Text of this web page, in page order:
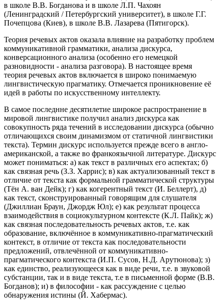
в школе В.В. Богданова и в школе Л.П. Чахоян
(Ленинградский / Петербургский университет), в школе Г.Г.
Почепцова (Киев), в школе В.В. Лазарева (Пятигорск).
Теория речевых актов оказала влияние на разработку проблем
коммуникативной грамматики, анализа дискурса,
конверсационного анализа (особенно его немецкой
разновидности - анализа разговора). В настоящее время
теория речевых актов включается в широко понимаемую
лингвистическую прагматику. Отмечается проникновение её
идей в работы по искусственному интеллекту.
В самое последнне десятилетие широкое распространение в
мировой лингвистике получил анализ дискурса как
совокупность ряда течений в исследовании дискурса (обычно
отличающихся своим динамизмом от статичной лингвистики
текста). Термин дискурс используется прежде всего в англо-
американской, а также во франкоязычной литературе. Дискурс
может пониматься: а) как текст в различных его аспектах; б)
как связная речь (З.З. Харрис); в) как актуализованный текст в
отличие от текста как формальной грамматической структуры
(Тён А. ван Дейк); г) как когерентный текст (И. Беллерт), д)
как текст, сконструированный говорящим для слушателя
(Джиллиан Браун, Джордж Юл); е) как результат процесса
взаимодействия в социокультурном контексте (К.Л. Пайк); ж)
как связная последовательность речевых актов, т.е. как
образование, включённое в коммуникативно-прагматический
контекст, в отличие от текста как последовательности
предложений, отвлечённой от коммуникативно-
прагматического контекста (И.П. Сусов, Н.Д. Арутюнова); з)
как единство, реализующееся как в виде речи, т.е. в звуковой
субстанции, так и в виде текста, т.е в письменной форме (В.В.
Богданов); и) в философии - как рассуждение с целью
обнаружения истины (Й. Хабермас).